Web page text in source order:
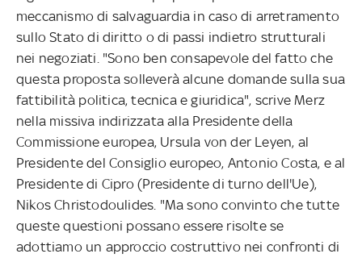
meccanismo di salvaguardia in caso di arretramento
sullo Stato di diritto o di passi indietro strutturali
nei negoziati. "Sono ben consapevole del fatto che
questa proposta solleverà alcune domande sulla sua
fattibilità politica, tecnica e giuridica", scrive Merz
nella missiva indirizzata alla Presidente della
Commissione europea, Ursula von der Leyen, al
Presidente del Consiglio europeo, Antonio Costa, e al
Presidente di Cipro (Presidente di turno dell'Ue),
Nikos Christodoulides. "Ma sono convinto che tutte
queste questioni possano essere risolte se
adottiamo un approccio costruttivo nei confronti di